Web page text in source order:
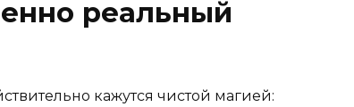
реальный
кажутся чистой магией: